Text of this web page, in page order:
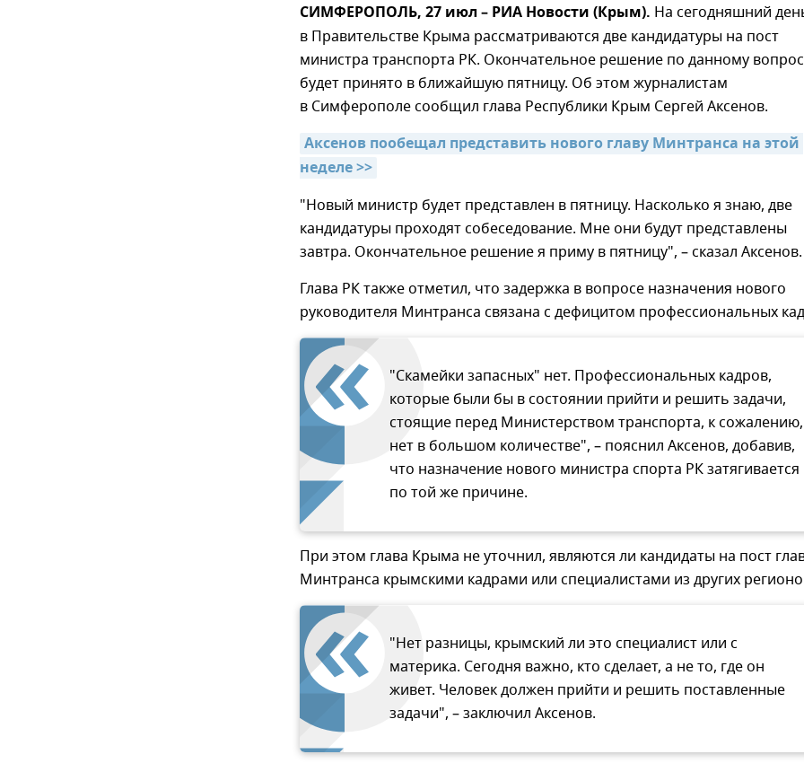
СИМФЕРОПОЛЬ, 27 июл – РИА Новости (Крым). На сегодняшний
в Правительстве Крыма рассматриваются две кандидатуры на пост
министра транспорта РК. Окончательное решение по данному
будет принято в ближайшую пятницу. Об этом журналистам
в Симферополе сообщил глава Республики Крым Сергей Аксенов.
Аксенов пообещал представить нового главу Минтранса на этой
неделе >>
"Новый министр будет представлен в пятницу. Насколько я знаю, две
кандидатуры проходят собеседование. Мне они будут представлены
завтра. Окончательное решение я приму в пятницу", – сказал Аксенов.
Глава РК также отметил, что задержка в вопросе назначения нового
руководителя Минтранса связана с дефицитом профессиональных
"Скамейки запасных" нет. Профессиональных кадров,
которые были бы в состоянии прийти и решить задачи,
стоящие перед Министерством транспорта, к сожалению,
нет в большом количестве", – пояснил Аксенов, добавив,
что назначение нового министра спорта РК затягивается
по той же причине.
При этом глава Крыма не уточнил, являются ли кандидаты на пост
Минтранса крымскими кадрами или специалистами из других
"Нет разницы, крымский ли это специалист или с
материка. Сегодня важно, кто сделает, а не то, где он
живет. Человек должен прийти и решить поставленные
задачи", – заключил Аксенов.